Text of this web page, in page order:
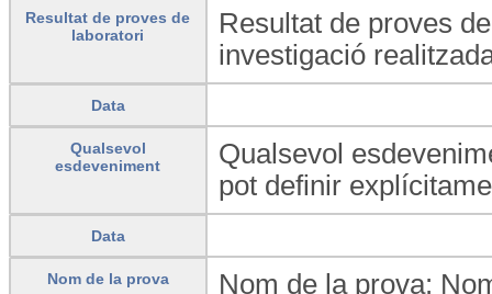
Resultat de proves de
laboratori
Resultat de proves
investigació
Data
Qualsevol
esdeveniment
Qualsevol
pot definir
Data
Nom de la prova
Nom de la prova: